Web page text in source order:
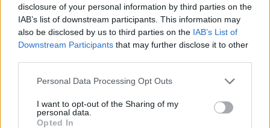
disclosure of your personal information by third parties on the
IAB’s list of downstream participants. This information may
also be disclosed by us to third parties on the IAB’s List of
Downstream Participants that may further disclose it to other
Personal Data Processing Opt Outs
I want to opt-out of the Sharing of my
personal data.
Opted In
esélye nem 0%, de csekély. Megjegyezték:...
KEDVES OLVASÓNK!
A keresett cikk a portfolio.hu hírarchívumához
tartozik, melynek olvasása előfizetéses
Az előfizetés a következőket tartalmazza: